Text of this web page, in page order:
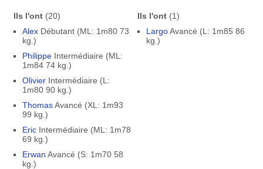
Ils l'ont(20)
AlexDébutant (ML: 1m80 73
kg.)
PhilippeIntermédiaire (ML:
1m84 74 kg.)
OlivierIntermédiaire (L:
1m80 90 kg.)
ThomasAvancé (XL: 1m93
99 kg.)
EricIntermédiaire (ML: 1m78
69 kg.)
Erwan Avancé (S: 1m70 58
kg.)
Ils l'ont(1)
LargoAvancé (L: 1m85 86
kg.)